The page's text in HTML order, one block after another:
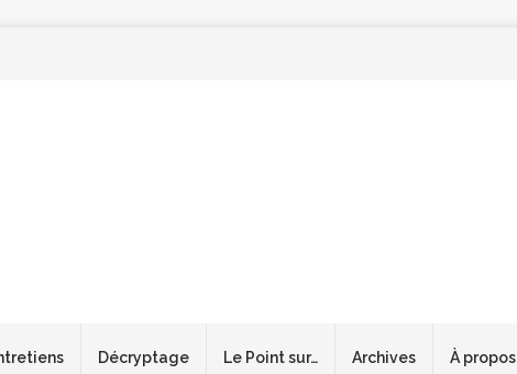
Décryptage Le Point sur… Archives À propos